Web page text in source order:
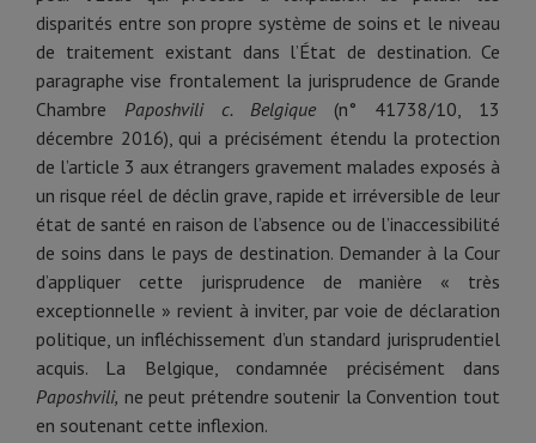
disparités entre son propre système de soins et le niveau
de traitement existant dans l’État de destination. Ce
paragraphe vise frontalement la jurisprudence de Grande
Chambre Paposhvili c. Belgique (n° 41738/10, 13
décembre 2016), qui a précisément étendu la protection
de l’article 3 aux étrangers gravement malades exposés à
un risque réel de déclin grave, rapide et irréversible de leur
état de santé en raison de l’absence ou de l’inaccessibilité
de soins dans le pays de destination. Demander à la Cour
d’appliquer cette jurisprudence de manière « très
exceptionnelle » revient à inviter, par voie de déclaration
politique, un infléchissement d’un standard jurisprudentiel
acquis. La Belgique, condamnée précisément dans
Paposhvili, ne peut prétendre soutenir la Convention tout
en soutenant cette inflexion.